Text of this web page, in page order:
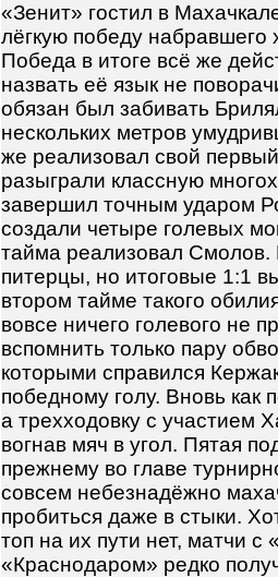
«Зенит» гостил в
лёгкую победу
Победа в итоге всё же
назвать её язык не
обязан был забивать
нескольких метров
же реализовал свой
разыграли классную
завершил точным ударом
создали четыре голевых
тайма реализовал Смолов.
питерцы, но итоговые 1:1
втором тайме такого
вовсе ничего голевого не
вспомнить только пару
которыми справился
победному голу. Вновь как
а трехходовку с участием
вогнав мяч в угол. Пятая
прежнему во главе
совсем небезнадёжно
пробиться даже в стыки.
топ на их пути нет, матчи
«Краснодаром» редко